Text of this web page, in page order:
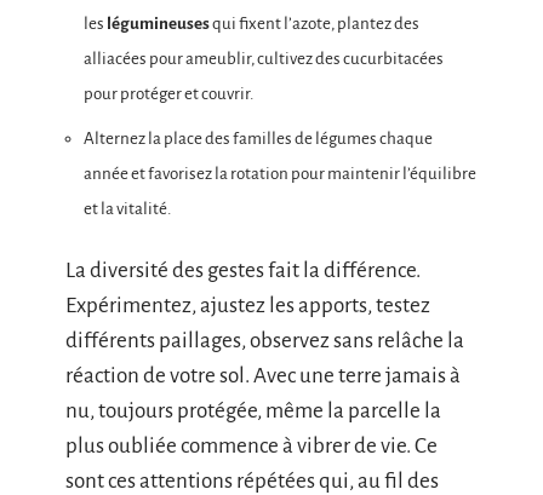
les légumineusesqui fixent l’azote, plantez des
alliacées pour ameublir, cultivez des cucurbitacées
pour protéger et couvrir.
Alternez la place des familles de légumes chaque
année et favorisez la rotation pour maintenir l’équilibre
et la vitalité.
La diversité des gestes fait la différence.
Expérimentez, ajustez les apports, testez
différents paillages, observez sans relâche la
réaction de votre sol. Avec une terre jamais à
nu, toujours protégée, même la parcelle la
plus oubliée commence à vibrer de vie. Ce
sont ces attentions répétées qui, au fil des